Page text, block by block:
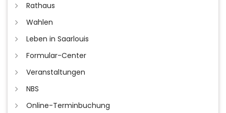
Rathaus
Wahlen
Leben in Saarlouis
Formular-Center
Veranstaltungen
NBS
Online-Terminbuchung